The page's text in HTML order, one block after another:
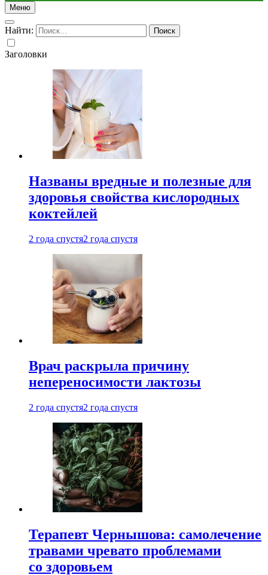
Меню
Найти:
Заголовки
Названы вредные и полезные для
здоровья свойства кислородных
коктейлей
2 года спустя2 года спустя
Врач раскрыла причину
непереносимости лактозы
2 года спустя2 года спустя
Терапевт Чернышова: самолечение
травами чревато проблемами
со здоровьем